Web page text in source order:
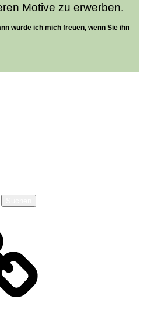
Motive zu erwerben.
würde ich mich freuen, wenn Sie ihn